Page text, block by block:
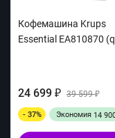
Кофемашина Krups
Essential EA810870
24 699 ₽ 39 599₽
- 37% Экономия 14